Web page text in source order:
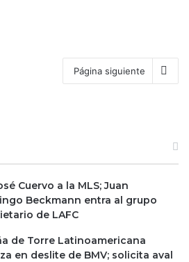
Página siguiente
Cuervo a la MLS; Juan
Beckmann entra al grupo
de LAFC
de Torre Latinoamericana
en deslite de BMV; solicita aval